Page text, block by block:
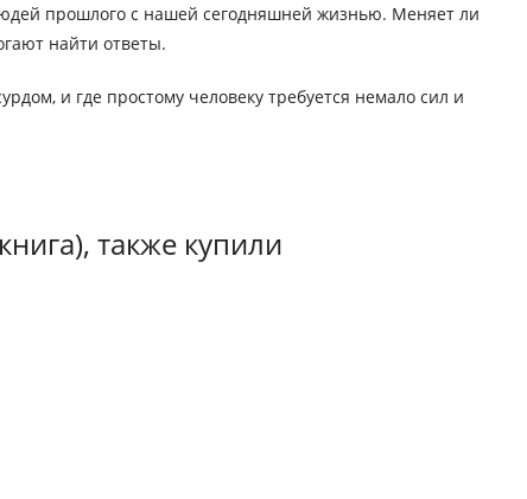
прошлого с нашей сегодняшней жизнью. Меняет ли
найти ответы.
и где простому человеку требуется немало сил и
также купили